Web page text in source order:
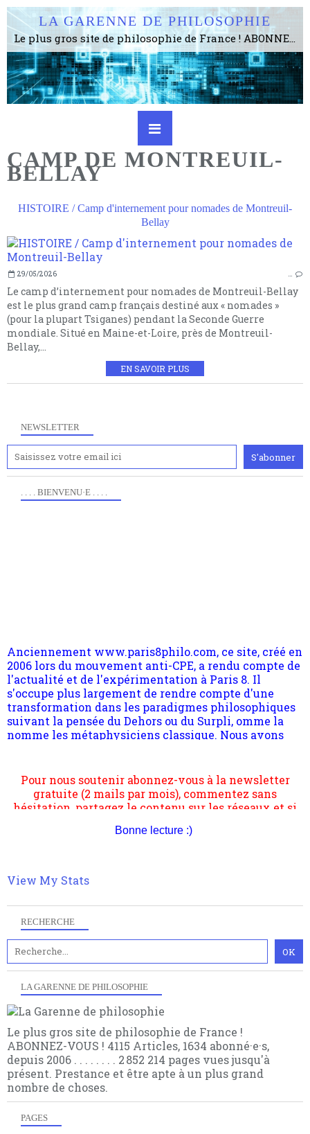
LA GARENNE DE PHILOSOPHIE
Le plus gros site de philosophie de France ! ABONNEZ-VOUS ! 4115 Articles, 1634 abonné·e·s, depuis 2006 . . . . . . . . 2 852 214 pages vues jusqu'à présent. Prestance et être apte à un plus grand nombre de choses.
CAMP DE MONTREUIL-
BELLAY
HISTOIRE / Camp d'internement pour nomades de Montreuil-
Bellay
29/05/2026 …
Le camp d’internement pour nomades de Montreuil-Bellay
est le plus grand camp français destiné aux « nomades »
(pour la plupart Tsiganes) pendant la Seconde Guerre
mondiale. Situé en Maine-et-Loire, près de Montreuil-
Bellay,...
EN SAVOIR PLUS
NEWSLETTER
RECHERCHE
LA GARENNE DE PHILOSOPHIE
Le plus gros site de philosophie de France !
ABONNEZ-VOUS ! 4115 Articles, 1634 abonné·e·s,
depuis 2006 . . . . . . . . 2 852 214 pages vues jusqu'à
présent. Prestance et être apte à un plus grand
nombre de choses.
PAGES
. . . . BIENVENU·E . . . .
2006 lors du mouvement anti-CPE, a rendu compte de
l'actualité et de l'expérimentation à Paris 8. Il
s'occupe plus largement de rendre compte d'une
transformation dans les paradigmes philosophiques
suivant la pensée du Dehors ou du Surpli, omme la
nomme les métaphysiciens classique. Nous avons
quant à nous déjà basculé d'emblée dans la modernité
quantique, résolvant la plupart des impasses
contrat est la marque d'une complexité, riche de
multiples facteurs et échelles. Ce site contient des
articles pour être apte à un plus grand nombre de
choses.
gratuite (2 mails par mois), commentez sans
hésitation, partagez le contenu sur les réseaux et si
vous le pouvez faîtes des liens depuis votre site.
Bonne lecture :)
View My Stats